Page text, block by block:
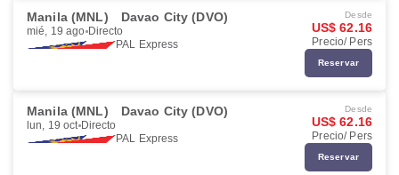
Manila (MNL) Davao City (DVO)
mié, 19 ago Directo
PAL Express
Desde
US$ 62.16
Precio/ Pers
Reservar
Manila (MNL) Davao City (DVO)
lun, 19 oct Directo
PAL Express
Desde
US$ 62.16
Precio/ Pers
Reservar